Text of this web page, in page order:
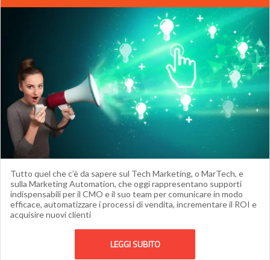
Tutto quel che c’è da sapere sul Tech Marketing, o MarTech, e
sulla Marketing Automation, che oggi rappresentano supporti
indispensabili per il CMO e il suo team per comunicare in modo
efficace, automatizzare i processi di vendita, incrementare il ROI e
acquisire nuovi clienti
LEGGI SUBITO